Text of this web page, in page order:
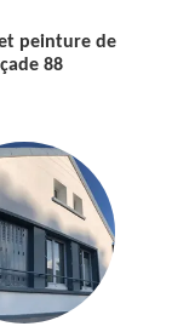
peinture de
88